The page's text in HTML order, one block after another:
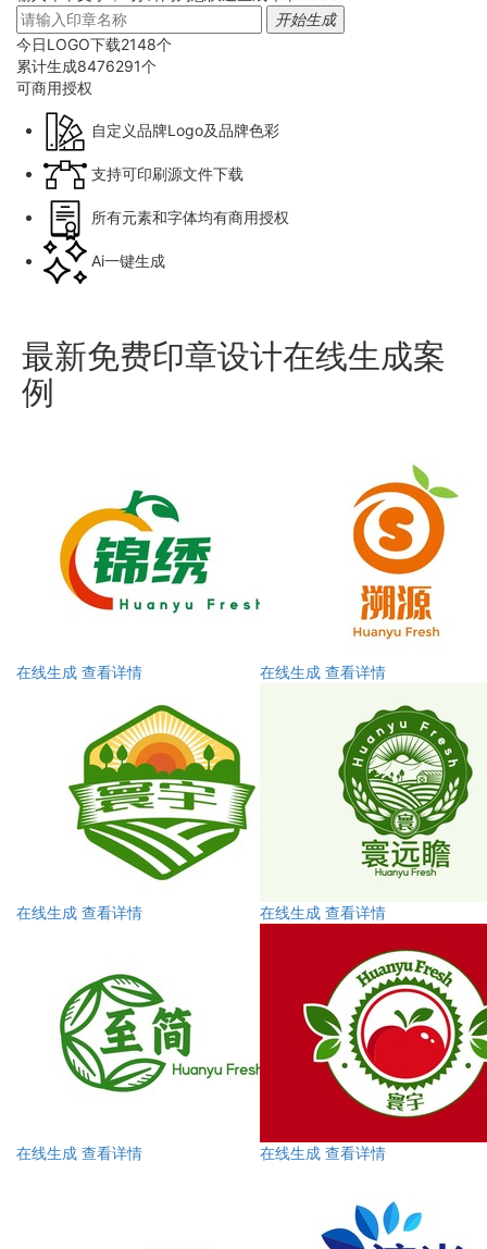
开始生成
今日LOGO下载2148个
累计生成8476291个
可商用授权
自定义品牌Logo及品牌色彩
支持可印刷源文件下载
所有元素和字体均有商用授权
Ai一键生成
最新免费印章设计在线生成案
例
在线生成 查看详情 在线生成 查看详情
在线生成 查看详情 在线生成 查看详情
在线生成 查看详情 在线生成 查看详情